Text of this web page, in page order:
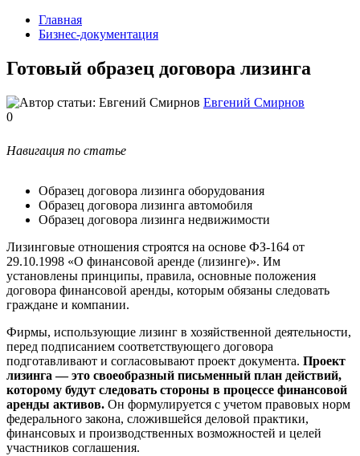
Главная
Бизнес-документация
Готовый образец договора лизинга
Евгений Смирнов
0
Навигация по статье
Образец договора лизинга оборудования
Образец договора лизинга автомобиля
Образец договора лизинга недвижимости
Лизинговые отношения строятся на основе ФЗ-164 от
29.10.1998 «О финансовой аренде (лизинге)». Им
установлены принципы, правила, основные положения
договора финансовой аренды, которым обязаны следовать
граждане и компании.
Фирмы, использующие лизинг в хозяйственной деятельности,
перед подписанием соответствующего договора
подготавливают и согласовывают проект документа. Проект
лизинга — это своеобразный письменный план действий,
которому будут следовать стороны в процессе финансовой
аренды активов. Он формулируется с учетом правовых норм
федерального закона, сложившейся деловой практики,
финансовых и производственных возможностей и целей
участников соглашения.